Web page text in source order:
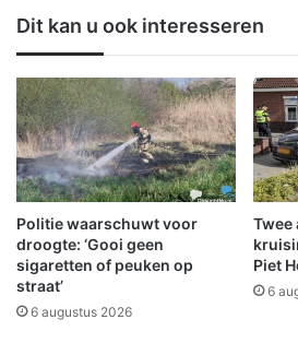
l
o
p
i
g
o
p
g
e
s
c
h
o
n
t
e
n
m
e
t
d
r
i
e
m
a
Dit kan u ook interesseren
Politie waarschuwt voor
droogte: ‘Gooi geen
sigaretten of peuken op
straat’
6 augustus 2026
Twee
Piet
6